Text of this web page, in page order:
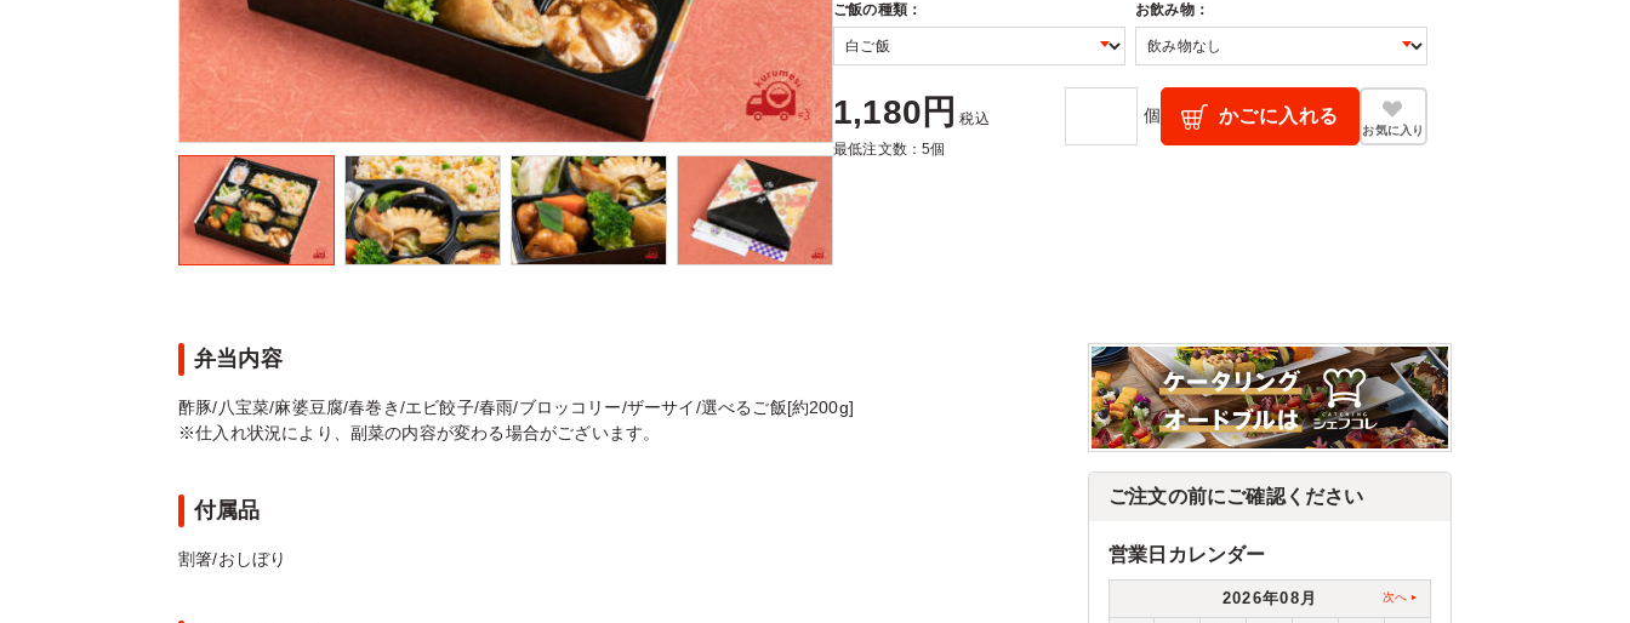
ご飯の種類： お飲み物：
1,180円 税込
最低注文数：5個
個 かごに入れる
お気に入り
弁当内容
酢豚/八宝菜/麻婆豆腐/春巻き/エビ餃子/春雨/ブロッコリー/ザーサイ/選べるご飯[約200g]
※仕入れ状況により、副菜の内容が変わる場合がございます。
付属品
割箸/おしぼり
ご注文の前にご確認ください
営業日カレンダー
2026年08月 次へ